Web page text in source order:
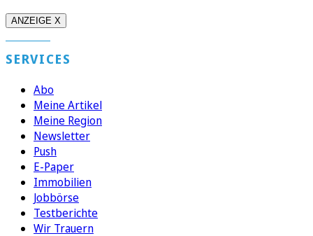
ANZEIGE X
SERVICES
Abo
Meine Artikel
Meine Region
Newsletter
Push
E-Paper
Immobilien
Jobbörse
Testberichte
Wir Trauern